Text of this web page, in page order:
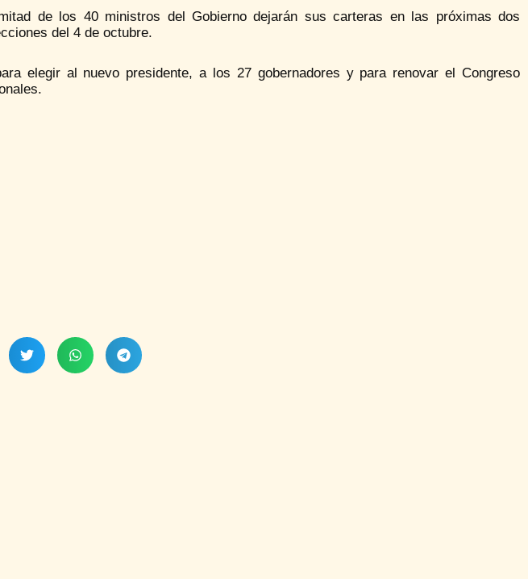
de los 40 ministros del Gobierno dejarán sus carteras en las próximas dos
del 4 de octubre.
elegir al nuevo presidente, a los 27 gobernadores y para renovar el Congreso